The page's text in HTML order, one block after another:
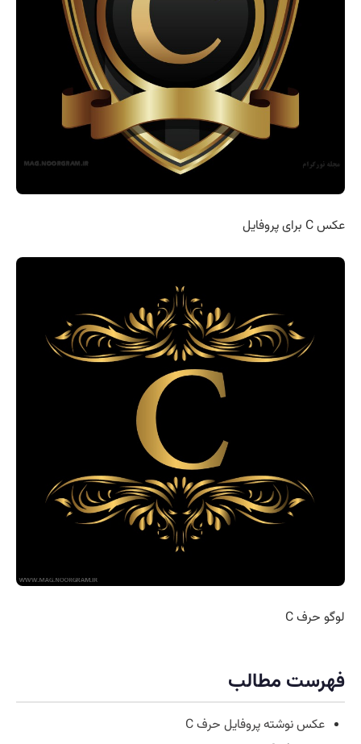
عکس C برای پروفایل
لوگو حرف C
فهرست مطالب
عکس نوشته پروفایل حرف C